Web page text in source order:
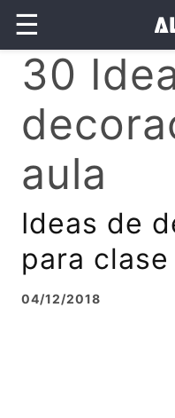
☰
30
aula
Ideas de
para clase
04/12/2018